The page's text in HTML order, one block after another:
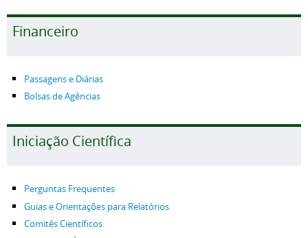
Financeiro
Passagens e Diárias
Bolsas de Agências
Iniciação Científica
Perguntas Frequentes
Guias e Orientações para Relatórios
Comitês Científicos